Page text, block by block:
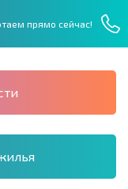
прямо сейчас!